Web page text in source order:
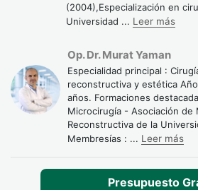
(2004),Especialización en
Universidad ... Leer más
Op. Dr. Murat Yaman
Especialidad principal :
reconstructiva y estética
años. Formaciones
Microcirugía - Asociación de
Reconstructiva de la
Membresías : ... Leer más
Presupuesto